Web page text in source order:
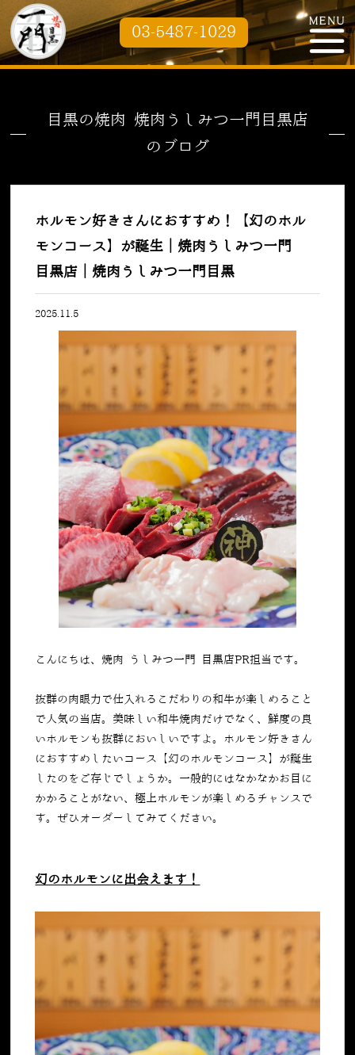
03-5487-1029
目黒の焼肉 焼肉うしみつ一門目黒店
のブログ
ホルモン好きさんにおすすめ！【幻のホル
モンコース】が誕生｜焼肉うしみつ一門
目黒店｜焼肉うしみつ一門目黒
2025.11.5
こんにちは、焼肉 うしみつ一門 目黒店PR担当です。
抜群の肉眼力で仕入れるこだわりの和牛が楽しめること
で人気の当店。美味しい和牛焼肉だけでなく、鮮度の良
いホルモンも抜群においしいですよ。ホルモン好きさん
におすすめしたいコース【幻のホルモンコース】が誕生
したのをご存じでしょうか。一般的にはなかなかお目に
かかることがない、極上ホルモンが楽しめるチャンスで
す。ぜひオーダーしてみてください。
幻のホルモンに出会えます！